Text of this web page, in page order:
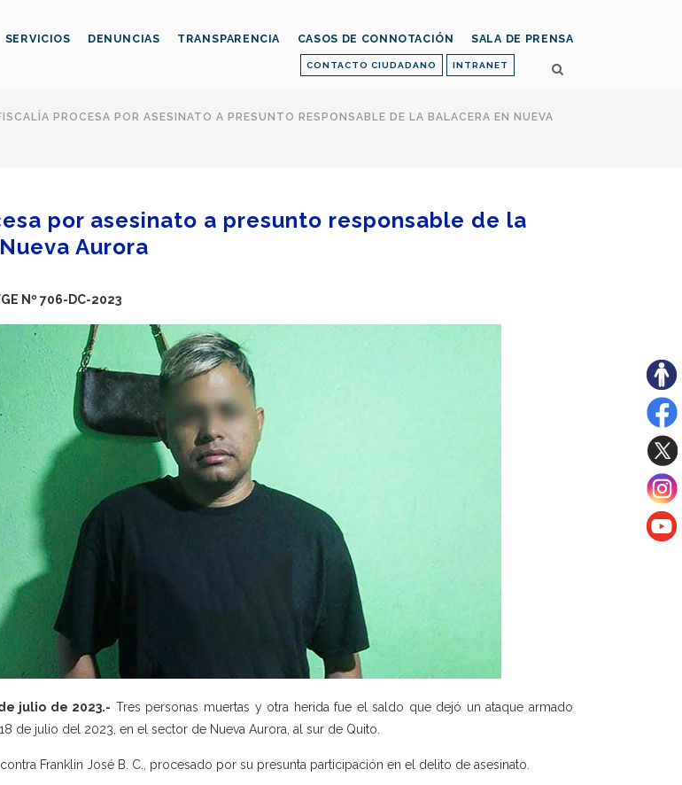
CONTACTO CIUDADANO INTRANET
SERVICIOS DENUNCIAS TRANSPARENCIA CASOS DE CONNOTACIÓN SALA DE PRENSA
PROCESA POR ASESINATO A PRESUNTO RESPONSABLE DE LA BALACERA EN NUEVA
por asesinato a presunto responsable de la
Aurora
Nº 706-DC-2023
julio de 2023.- Tres personas muertas y otra herida fue el saldo que dejó un ataque armado
de julio del 2023, en el sector de Nueva Aurora, al sur de Quito.
Franklin José B. C., procesado por su presunta participación en el delito de asesinato.